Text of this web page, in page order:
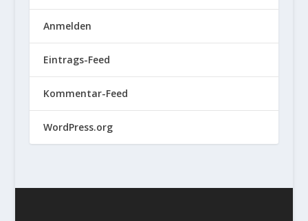
Anmelden
Eintrags-Feed
Kommentar-Feed
WordPress.org